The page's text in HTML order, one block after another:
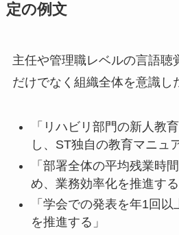
定の例文
主任や管理職レベルの言語聴
だけでなく組織全体を意識し
「リハビリ部門の新人教
し、ST独自の教育マニュ
「部署全体の平均残業時
め、業務効率化を推進する
「学会での発表を年1回
を推進する」